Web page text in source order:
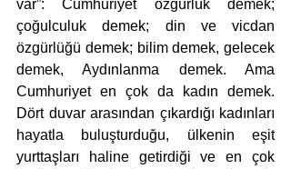
var”: Cumhuriyet özgürlük demek;
çoğulculuk demek; din ve vicdan
özgürlüğü demek; bilim demek, gelecek
demek, Aydınlanma demek. Ama
Cumhuriyet en çok da kadın demek.
Dört duvar arasından çıkardığı kadınları
hayatla buluşturduğu, ülkenin eşit
yurttaşları haline getirdiği ve en çok